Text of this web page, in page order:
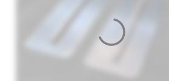
Alisadora
Hormigon
36
Pulgadas